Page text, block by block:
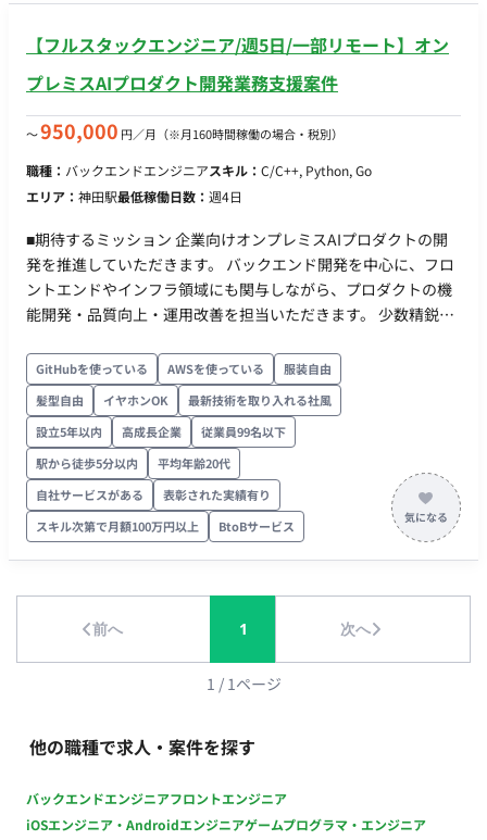
【フルスタックエンジニア/週5日/一部リモート】オン
プレミスAIプロダクト開発業務支援案件
〜950,000 円／月 （※月160時間稼働の場合・税別）
職種： バックエンドエンジニアスキル： C/C++, Python, Go
エリア： 神田駅最低稼働日数： 週4日
■期待するミッション 企業向けオンプレミスAIプロダクトの開
発を推進していただきます。 バックエンド開発を中心に、フロ
ントエンドやインフラ領域にも関与しながら、プロダクトの機
能開発・品質向上・運用改善を担当いただきます。 少数精鋭の
など上流工程にも携わり、事業成長を支える中核エンジニアと
してご活躍いただくことを期待しています。 ■業務内容・担当
工程 【AIプロダクトのバックエンド開発】 ・Pythonを用いた
API開発 ・バックエンドアーキテクチャの設計・実装 ・データ
処理基盤の開発 ・パフォーマンス改善およびチューニング 【フ
ルスタック開発】 ・Next.jsを用いたフロントエンド開発 ・バ
ックエンドとの連携実装 ・UI/UX改善に伴う機能追加 【インフ
ラ・開発基盤構築】 ・Dockerを活用した開発環境整備 ・
Kubernetesを利用した環境構築・運用 ・Terraformを用いた
の立案・実行 ・開発フローの改善提案 【技術選定・プロダクト
改善】 ・新技術の調査・検証 ・機能要件に応じた技術選定 ・
開発メンバーとの設計レビュー ・プロダクト改善提案 ■チーム
開発を推進 ・少数精鋭のため、職種の垣根を超えて連携する環
を直接プロダクトへ反映可能 ■開発環境 言語：Python、Go、C
／C++、TypeScript フレームワーク：FastAPI、Flask、Gin、
GitHubを使っている AWSを使っている
服装自由
髪型自由
イヤホンOK
最新技術を取り入れる社風
設立5年以内
高成長企業
従業員99名以下
駅から徒歩5分以内
平均年齢20代
自社サービスがある
表彰された実績有り
スキル次第で月額100万円以上
BtoBサービス
前へ 1 次へ
1 / 1ページ
他の職種で求人・案件を探す
バックエンドエンジニアフロントエンジニア
iOSエンジニア・Androidエンジニアゲームプログラマ・エンジニア